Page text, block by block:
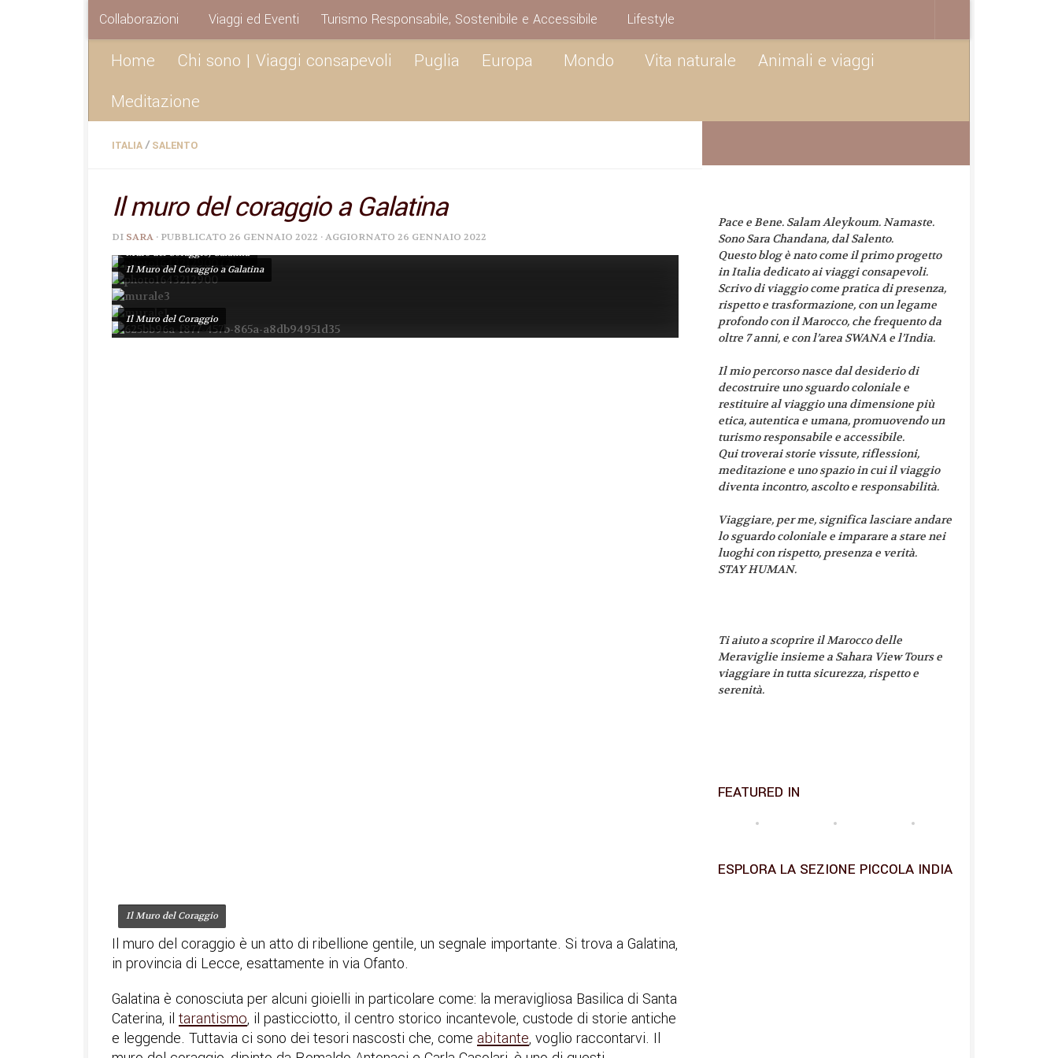
Sotto il contenuto
Collaborazioni Viaggi ed Eventi Turismo Responsabile, Sostenibile e Accessibile Lifestyle
Home Chi sono | Viaggi consapevoli Puglia Europa Mondo Vita naturale
Animali e viaggi
Meditazione
ITALIA/ SALENTO
Il muro del coraggio a Galatina
DI SARA · PUBBLICATO 26 GENNAIO 2022 · AGGIORNATO 26 GENNAIO 2022
Muro del Coraggio, Galatina
Il Muro del Coraggio a Galatina
Il Muro del Coraggio
Il Muro del Coraggio
Il muro del coraggio è un atto di ribellione gentile, un segnale importante. Si trova a Galatina,
in provincia di Lecce, esattamente in via Ofanto.
Galatina è conosciuta per alcuni gioielli in particolare come: la meravigliosa Basilica di Santa
Caterina, il tarantismo, il pasticciotto, il centro storico incantevole, custode di storie antiche
e leggende. Tuttavia ci sono dei tesori nascosti che, come abitante, voglio raccontarvi. Il
Pace e Bene. Salam Aleykoum. Namaste.
Sono Sara Chandana, dal Salento.
Questo blog è nato come il primo progetto
in Italia dedicato ai viaggi consapevoli.
Scrivo di viaggio come pratica di presenza,
rispetto e trasformazione, con un legame
profondo con il Marocco, che frequento da
oltre 7 anni, e con l’area SWANA e l’India.
Il mio percorso nasce dal desiderio di
decostruire uno sguardo coloniale e
restituire al viaggio una dimensione più
etica, autentica e umana, promuovendo un
turismo responsabile e accessibile.
Qui troverai storie vissute, riflessioni,
meditazione e uno spazio in cui il viaggio
diventa incontro, ascolto e responsabilità.
Viaggiare, per me, significa lasciare andare
lo sguardo coloniale e imparare a stare nei
luoghi con rispetto, presenza e verità.
STAY HUMAN.
Ti aiuto a scoprire il Marocco delle
Meraviglie insieme a Sahara View Tours e
viaggiare in tutta sicurezza, rispetto e
serenità.
FEATURED IN
ESPLORA LA SEZIONE PICCOLA INDIA